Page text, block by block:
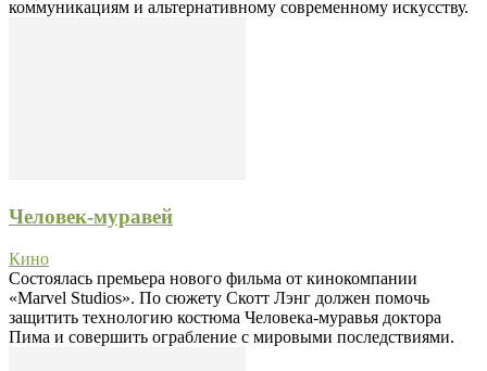
коммуникациям и альтернативному современному искусству.
Человек-муравей
Кино
Состоялась премьера нового фильма от кинокомпании
«Marvel Studios». По сюжету Скотт Лэнг должен помочь
защитить технологию костюма Человека-муравья доктора
Пима и совершить ограбление с мировыми последствиями.